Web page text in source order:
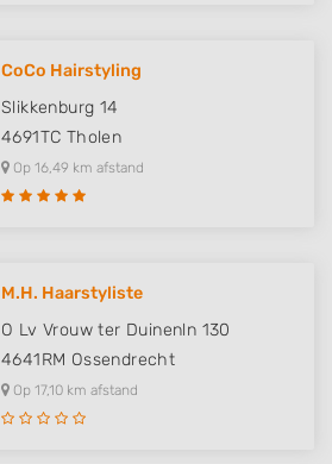
CoCo Hairstyling
Slikkenburg 14
4691TC Tholen
Op 16,49 km afstand
M.H. Haarstyliste
O Lv Vrouw ter Duinenln 130
4641RM Ossendrecht
Op 17,10 km afstand